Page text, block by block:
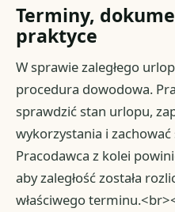
Terminy,
praktyce
W sprawie zaległego
procedura dowodowa.
sprawdzić stan urlopu,
wykorzystania i zachować
Pracodawca z kolei
aby zaległość została
właściwego